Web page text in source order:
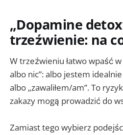
„Dopamine
trzeźwienie: na
W trzeźwieniu łatwo wpaść
albo nic”: albo jestem
albo „zawaliłem/am”. To
zakazy mogą prowadzić do
Zamiast tego wybierz